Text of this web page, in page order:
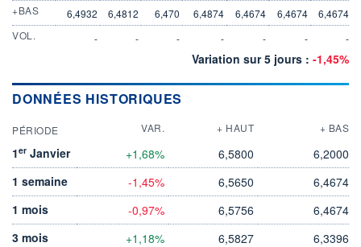
+BAS
6,4932 6,4812 6,470 6,4874 6,4674 6,4674
6,4674
VOL.
- - - - - - -
Variation sur 5 jours : -1,45%
DONNÉES HISTORIQUES
PÉRIODE VAR. + HAUT + BAS
1er Janvier +1,68% 6,5800
6,2000
1 semaine
-1,45% 6,5650
6,4674
1 mois
-0,97% 6,5756
6,4674
3 mois
+1,18% 6,5827
6,3396